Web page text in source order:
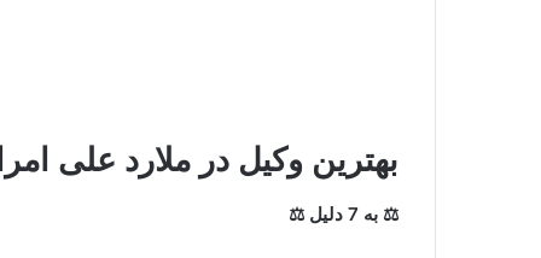
بهترین وکیل در ملارد علی
⚖ به 7 دلیل ⚖